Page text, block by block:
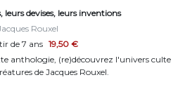
leurs devises, leurs inventions
Rouxel
de 7 ans 19,50 €
anthologie, (re)découvrez l'univers culte
de Jacques Rouxel.